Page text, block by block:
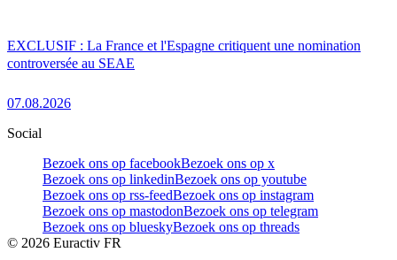
EXCLUSIF : La France et l'Espagne critiquent une nomination
controversée au SEAE
07.08.2026
Social
Bezoek ons op facebookBezoek ons op x
Bezoek ons op linkedinBezoek ons op youtube
Bezoek ons op rss-feedBezoek ons op instagram
Bezoek ons op mastodonBezoek ons op telegram
Bezoek ons op blueskyBezoek ons op threads
© 2026 Euractiv FR